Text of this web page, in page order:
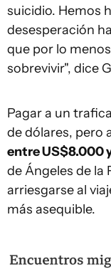
suicidio. Hemos
desesperación
que por lo
sobrevivir", dice
Pagar a un
de dólares, pero
entre US$8.000
de Ángeles de la
arriesgarse al
más asequible.